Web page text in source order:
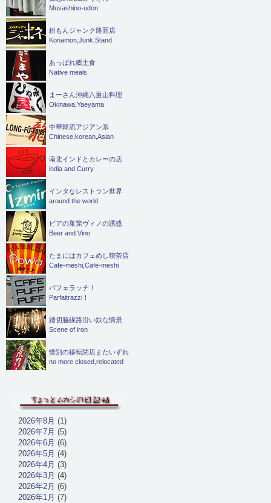
Musashino-udon
粉もんジャンク路面店
Konamon,Junk,Stand
あっぱれ郷土食
Native meals
まーさん沖縄八重山料理
Okinawa,Yaeyama
中華韓流アジアン系
Chinese,korean,Asian
南北インドとカレーの店
india and Curry
インタなレストラン世界
around the world
ビアの巣窟ヴィノの誘惑
Beer and Vino
たまにはカフェめし喫茶店
Cafe-meshi,Cafe-meshi
パフェラッチ！
Parfaitrazzi！
踏切脇線路沿い鉄な情景
Scene of iron
惜別の移転閉店またいずれ
no more closed,relocated
2026年8月 (1)
2026年7月 (5)
2026年6月 (6)
2026年5月 (4)
2026年4月 (3)
2026年3月 (4)
2026年2月 (6)
2026年1月 (7)